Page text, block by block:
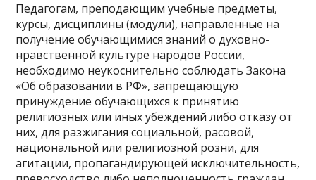
Педагогам, преподающим учебные предметы,
курсы, дисциплины (модули), направленные на
получение обучающимися знаний о духовно-
нравственной культуре народов России,
необходимо неукоснительно соблюдать Закона
«Об образовании в РФ», запрещающую
принуждение обучающихся к принятию
религиозных или иных убеждений либо отказу от
них, для разжигания социальной, расовой,
национальной или религиозной розни, для
агитации, пропагандирующей исключительность,